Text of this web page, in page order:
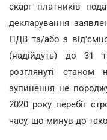
скарг платників
декларування
ПДВ та/або з
(надійдуть) до 31
розглянуті
зупинення не
2020 року перебіг
часу, що минув до